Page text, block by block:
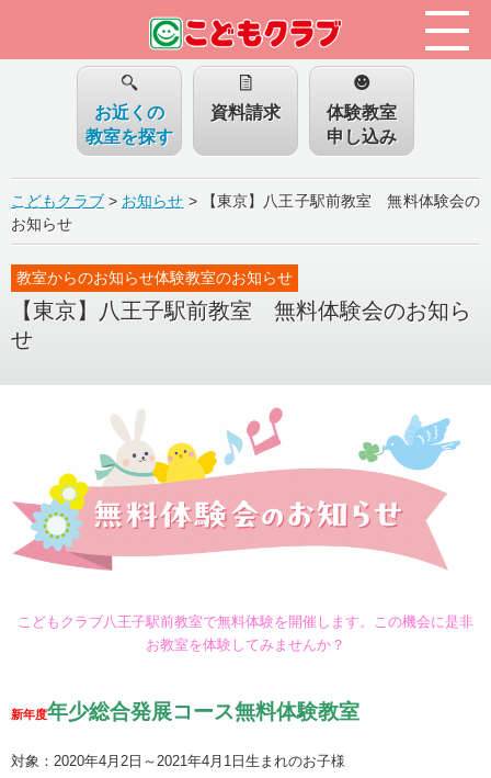
お近くの
教室を探す
資料請求
体験教室
申し込み
こどもクラブ> お知らせ >
【東京】八王子駅前教室 無料体験会の
お知らせ
【東京】八王子駅前教室 無料体験会のお知ら
せ
教室からのお知らせ体験教室のお知らせ
こどもクラブ八王子駅前教室で無料体験を開催します。この機会に是非
お教室を体験してみませんか？
新年度年少総合発展コース無料体験教室
対象：2020年4月2日～2021年4月1日生まれのお子様